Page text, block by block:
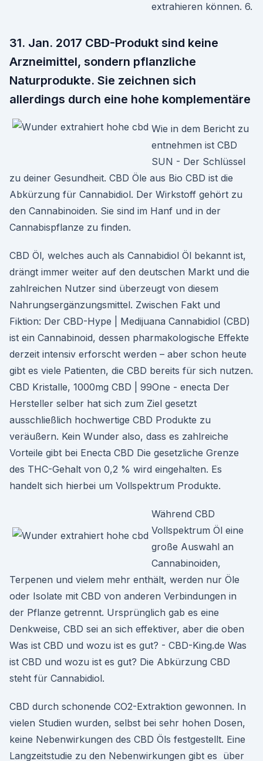
extrahieren können. 6.
31. Jan. 2017 CBD-Produkt sind keine
Arzneimittel, sondern pflanzliche
Naturprodukte. Sie zeichnen sich
allerdings durch eine hohe komplementäre
Wie in dem Bericht zu
entnehmen ist CBD
SUN - Der Schlüssel
zu deiner Gesundheit. CBD Öle aus Bio CBD ist die
Abkürzung für Cannabidiol. Der Wirkstoff gehört zu
den Cannabinoiden. Sie sind im Hanf und in der
Cannabispflanze zu finden.
CBD Öl, welches auch als Cannabidiol Öl bekannt ist,
drängt immer weiter auf den deutschen Markt und die
zahlreichen Nutzer sind überzeugt von diesem
Nahrungsergänzungsmittel. Zwischen Fakt und
Fiktion: Der CBD-Hype | Medijuana Cannabidiol (CBD)
ist ein Cannabinoid, dessen pharmakologische Effekte
derzeit intensiv erforscht werden – aber schon heute
gibt es viele Patienten, die CBD bereits für sich nutzen.
CBD Kristalle, 1000mg CBD | 99One - enecta Der
Hersteller selber hat sich zum Ziel gesetzt
ausschließlich hochwertige CBD Produkte zu
veräußern. Kein Wunder also, dass es zahlreiche
Vorteile gibt bei Enecta CBD Die gesetzliche Grenze
des THC-Gehalt von 0,2 % wird eingehalten. Es
handelt sich hierbei um Vollspektrum Produkte.
Während CBD
Vollspektrum Öl eine
große Auswahl an
Cannabinoiden,
Terpenen und vielem mehr enthält, werden nur Öle
oder Isolate mit CBD von anderen Verbindungen in
der Pflanze getrennt. Ursprünglich gab es eine
Denkweise, CBD sei an sich effektiver, aber die oben
Was ist CBD und wozu ist es gut? - CBD-King.de Was
ist CBD und wozu ist es gut? Die Abkürzung CBD
steht für Cannabidiol.
CBD durch schonende CO2-Extraktion gewonnen. In
vielen Studien wurden, selbst bei sehr hohen Dosen,
keine Nebenwirkungen des CBD Öls festgestellt. Eine
Langzeitstudie zu den Nebenwirkungen gibt es über